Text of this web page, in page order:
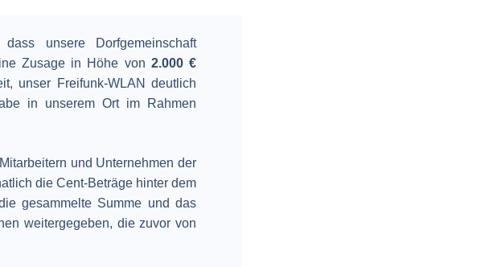
unsere Dorfgemeinschaft
Zusage in Höhe von 2.000 €
unser Freifunk-WLAN deutlich
in unserem Ort im Rahmen
und Unternehmen der
die Cent-Beträge hinter dem
gesammelte Summe und das
weitergegeben, die zuvor von